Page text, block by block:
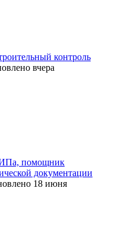
контроль
вчера
помощник
документации
18 июня